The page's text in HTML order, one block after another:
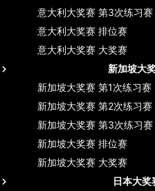
意大利大奖赛 第3次练习赛
意大利大奖赛 排位赛
意大利大奖赛 大奖赛
新加坡大
新加坡大奖赛 第1次练习赛
新加坡大奖赛 第2次练习赛
新加坡大奖赛 第3次练习赛
新加坡大奖赛 排位赛
新加坡大奖赛 大奖赛
日本大奖